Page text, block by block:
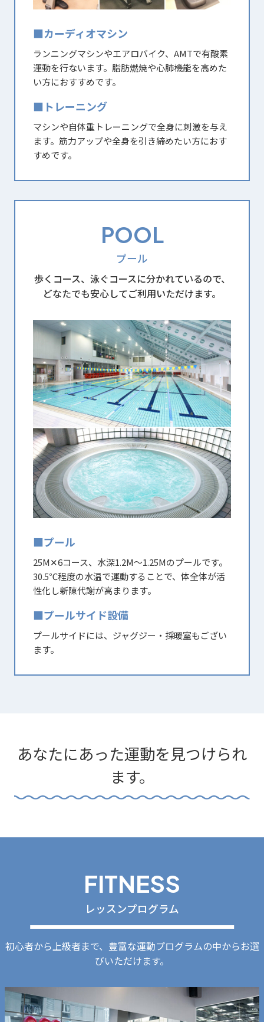
■カーディオマシン
ランニングマシンやエアロバイク、AMTで有酸素
運動を行ないます。脂肪燃焼や心肺機能を高めた
い方におすすめです。
■トレーニング
マシンや自体重トレーニングで全身に刺激を与え
ます。筋力アップや全身を引き締めたい方におす
すめです。
POOL
プール
歩くコース、泳ぐコースに分かれているので、
どなたでも安心してご利用いただけます。
■プール
25M✕6コース、水深1.2M～1.25Mのプールです。
30.5℃程度の水温で運動することで、体全体が活
性化し新陳代謝が高まります。
■プールサイド設備
プールサイドには、ジャグジー・採暖室もござい
ます。
あなたにあった運動を見つけられ
ます。
FITNESS
レッスンプログラム
初心者から上級者まで、豊富な運動プログラムの中からお選
びいただけます。